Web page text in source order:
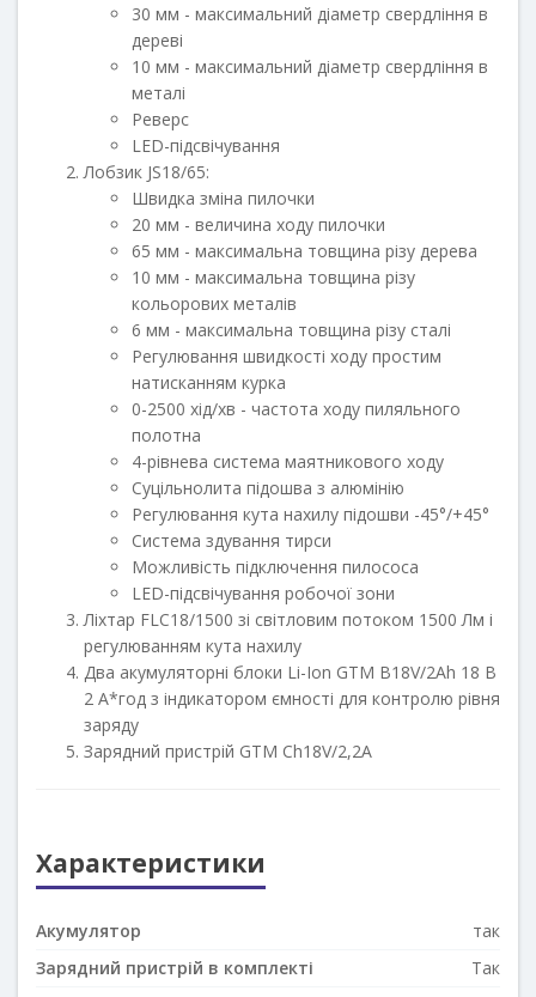
30 мм - максимальний діаметр свердління в
дереві
10 мм - максимальний діаметр свердління в
металі
Реверс
LED-підсвічування
Лобзик JS18/65:
Швидка зміна пилочки
20 мм - величина ходу пилочки
65 мм - максимальна товщина різу дерева
10 мм - максимальна товщина різу
кольорових металів
6 мм - максимальна товщина різу сталі
Регулювання швидкості ходу простим
натисканням курка
0-2500 хід/хв - частота ходу пиляльного
полотна
4-рівнева система маятникового ходу
Суцільнолита підошва з алюмінію
Регулювання кута нахилу підошви -45°/+45°
Система здування тирси
Можливість підключення пилососа
LED-підсвічування робочої зони
Ліхтар FLС18/1500 зі світловим потоком 1500 Лм і
регулюванням кута нахилу
Два акумуляторні блоки Li-Ion GTM B18V/2Аh 18 В
2 А*год з індикатором ємності для контролю рівня
заряду
Зарядний пристрій GTM Ch18V/2,2А
Характеристики
Акумулятор
так
Зарядний пристрій в комплекті
Так